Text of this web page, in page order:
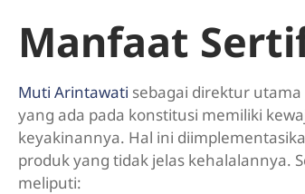
Manfaat
Muti Arintawati sebagai direktur
yang ada pada konstitusi memiliki
keyakinannya. Hal ini
produk yang tidak jelas kehalalannya.
meliputi: